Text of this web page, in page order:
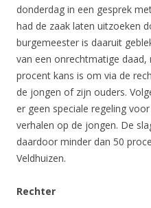
donderdag in een gesprek
had de zaak laten uitzoeken
burgemeester is daaruit
van een onrechtmatige
procent kans is om via de
de jongen of zijn ouders.
er geen speciale regeling
verhalen op de jongen. De
daardoor minder dan 50
Veldhuizen.
Rechter